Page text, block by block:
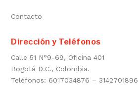
Contacto
Dirección y Teléfonos
Calle 51 N°9-69, Oficina 401
Bogotá D.C., Colombia.
Teléfonos: 6017034876 – 3142701896